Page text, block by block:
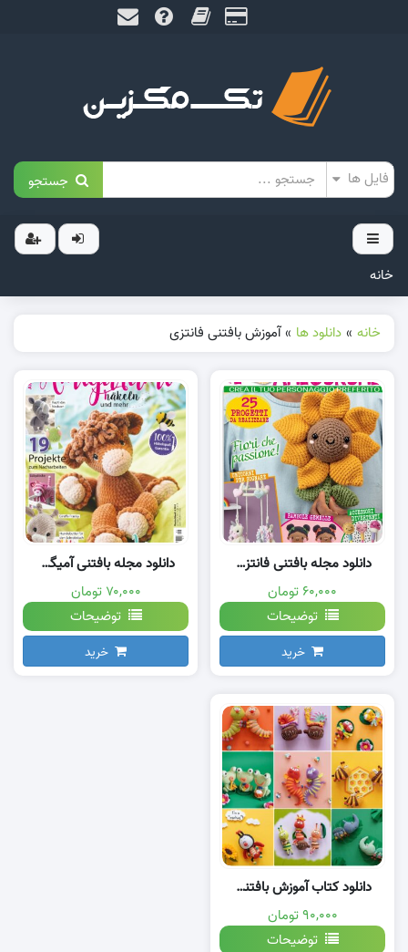
جستجو
خانه
خانه » دانلود ها » آموزش بافتنی فانتزی
دانلود مجله بافتنی فانتزی جدید
۶۰,۰۰۰ تومان
توضیحات
خرید
دانلود مجله بافتنی آمیگورومی
۷۰,۰۰۰ تومان
توضیحات
خرید
دانلود کتاب آموزش بافتنی فانتزی با قلاب
۹۰,۰۰۰ تومان
توضیحات